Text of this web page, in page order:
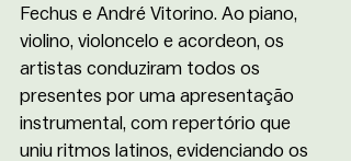
Fechus e André Vitorino. Ao piano,
violino, violoncelo e acordeon, os
artistas conduziram todos os
presentes por uma apresentação
instrumental, com repertório que
uniu ritmos latinos, evidenciando os